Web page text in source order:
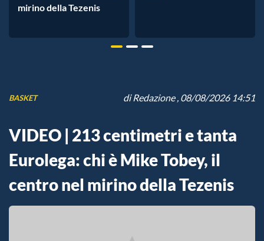
mirino della Tezenis
BASKET diRedazione, 08/08/2026 14:51
VIDEO | 213 centimetri e tanta
Eurolega: chi è Mike Tobey, il
centro nel mirino della Tezenis